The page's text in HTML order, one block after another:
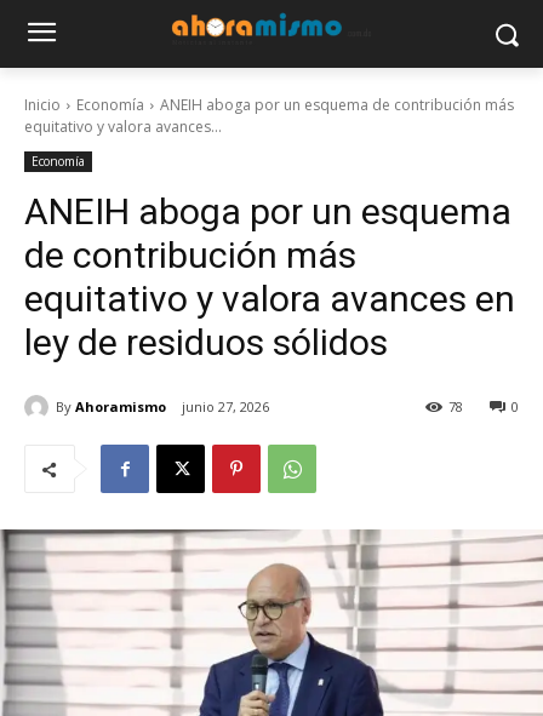
Inicio Economía
ANEIH aboga por un esquema de contribución más
equitativo y valora avances...
Economía
ANEIH aboga por un esquema
de contribución más
equitativo y valora avances en
ley de residuos sólidos
By Ahoramismo junio 27, 2026 0
78